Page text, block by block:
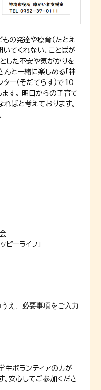
の発達や療育（たとえ
てくれない、ことばが
した不安や気がかりを
と一緒に楽しめる「神
ー（そだてらす）で10
す。 明日からの子育て
ばと考えております。
ーライフ」
え、必要事項をご入力
生ボランティアの方が
。安心してご参加くださ